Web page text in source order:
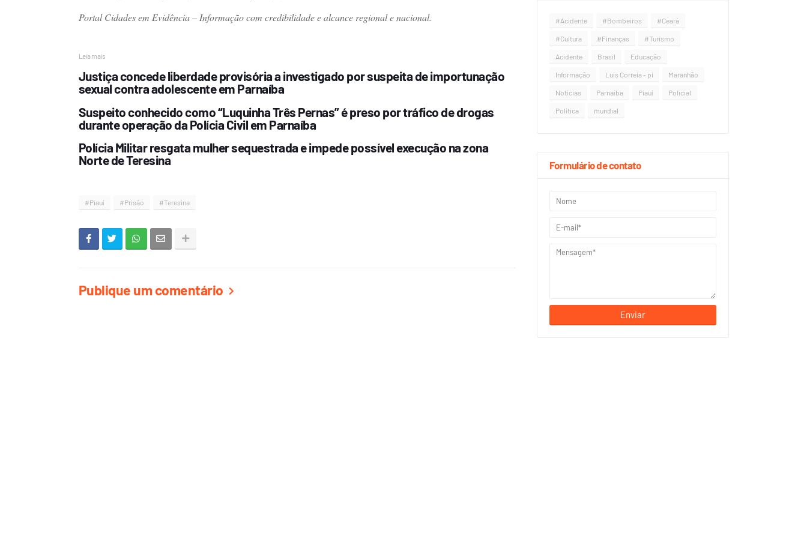
Portal Cidades em Evidência – Informação com credibilidade e alcance regional e nacional.
Leia mais
Justiça concede liberdade provisória a investigado por suspeita de importunação
sexual contra adolescente em Parnaíba
Suspeito conhecido como “Luquinha Três Pernas” é preso por tráfico de drogas
durante operação da Polícia Civil em Parnaíba
Polícia Militar resgata mulher sequestrada e impede possível execução na zona
Norte de Teresina
#Piauí #Prisão #Teresina
Publique um comentário
#Acidente #Bombeiros #Ceará
#Cultura #Finanças #Turismo
Acidente Brasil Educação
Informação Luís Correia - pi Maranhão
Notícias Parnaíba Piauí Policial
Política mundial
Formulário de contato